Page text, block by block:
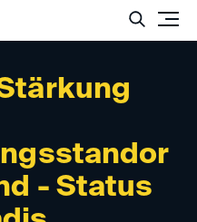
- Status